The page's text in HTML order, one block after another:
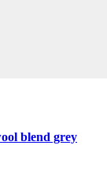
blend grey